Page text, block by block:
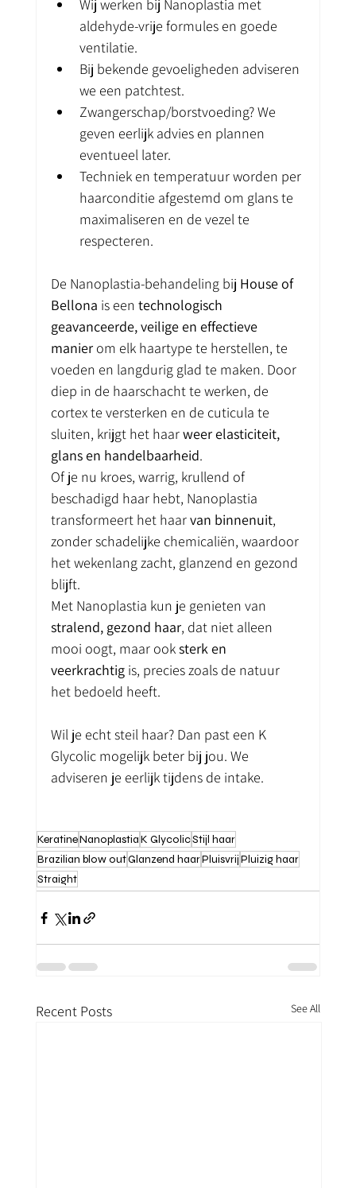
Wij werken bij Nanoplastia met
aldehyde-vrije formules en goede
ventilatie.
Bij bekende gevoeligheden adviseren
we een patchtest.
Zwangerschap/borstvoeding? We
geven eerlijk advies en plannen
eventueel later.
Techniek en temperatuur worden per
haarconditie afgestemd om glans te
maximaliseren en de vezel te
respecteren.
De Nanoplastia-behandeling bij House of
Bellona is een technologisch
geavanceerde, veilige en effectieve
manier om elk haartype te herstellen, te
voeden en langdurig glad te maken. Door
diep in de haarschacht te werken, de
cortex te versterken en de cuticula te
sluiten, krijgt het haar weer elasticiteit,
glans en handelbaarheid.
Of je nu kroes, warrig, krullend of
beschadigd haar hebt, Nanoplastia
transformeert het haar van binnenuit,
zonder schadelijke chemicaliën, waardoor
het wekenlang zacht, glanzend en gezond
blijft.
Met Nanoplastia kun je genieten van
stralend, gezond haar, dat niet alleen
mooi oogt, maar ook sterk en
veerkrachtig is, precies zoals de natuur
het bedoeld heeft.
Wil je echt steil haar? Dan past een K
Glycolic mogelijk beter bij jou. We
adviseren je eerlijk tijdens de intake.
KeratineNanoplastiaK GlycolicStijl haar
Brazilian blow outGlanzend haarPluisvrijPluizig haar
Straight
Recent Posts See All